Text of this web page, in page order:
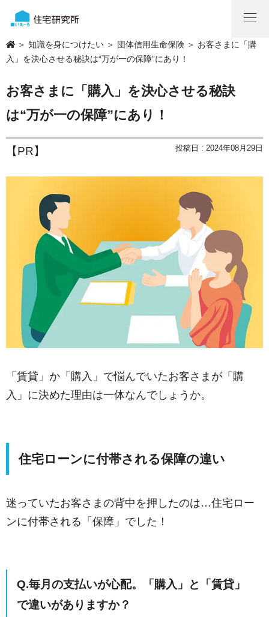
＞ 知識を身につけたい ＞ 団体信用生命保険 ＞ お客さまに「購
入」を決心させる秘訣は“万が一の保障”にあり！
お客さまに「購入」を決心させる秘訣
は“万が一の保障”にあり！
【PR】 投稿日 : 2024年08月29日
「賃貸」か「購入」で悩んでいたお客さまが「購
入」に決めた理由は一体なんでしょうか。
住宅ローンに付帯される保障の違い
迷っていたお客さまの背中を押したのは…住宅ロー
ンに付帯される「保障」でした！
Q.毎月の支払いが心配。「購入」と「賃貸」
で違いがありますか？